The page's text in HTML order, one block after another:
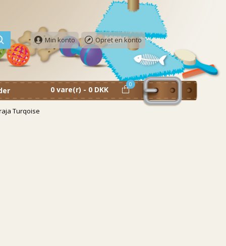
Min konto Opret en konto
0 vare(r) - 0 DKK
0
Turqoise